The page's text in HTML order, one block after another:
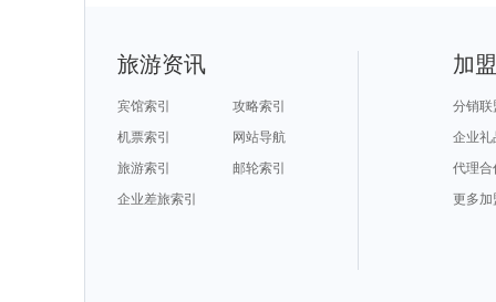
旅游资讯
宾馆索引
攻略索引
机票索引
网站导航
旅游索引
邮轮索引
企业差旅索引
加
分销联
企业礼
代理合
更多加